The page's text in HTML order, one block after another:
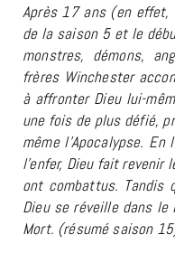
Après 17 ans (en
de la saison 5 et le
monstres, démons,
frères Winchester
à affronter Dieu lui-
une fois de plus défié,
même l’Apocalypse.
l’enfer, Dieu fait revenir
ont combattus. Tandis
Dieu se réveille dans le
Mort. (résumé saison